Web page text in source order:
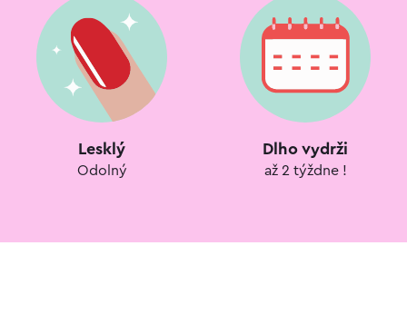
Lesklý
Odolný
Dlho vydrži
až 2 týždne !